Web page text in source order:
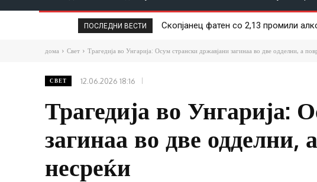
ПОСЛЕДНИ ВЕСТИ Скопјанец фатен со 2,13 промили
Тела на хитлерови војници и
дома Свет Трагедија во Унгарија: Осум странски државјани загинаа во две одделни, а
СВЕТ 12.06.2026 18:16
Трагедија во Унгарија:
загинаа во две одделни,
несреќи